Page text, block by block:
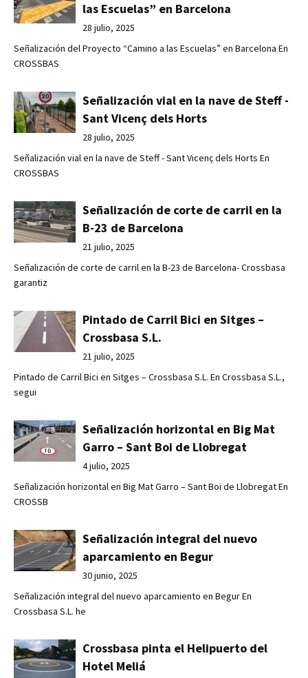
las Escuelas” en Barcelona
28 julio, 2025
Señalización del Proyecto “Camino a las Escuelas” en Barcelona En
CROSSBAS
Señalización vial en la nave de Steff -
Sant Vicenç dels Horts
28 julio, 2025
Señalización vial en la nave de Steff - Sant Vicenç dels Horts En
CROSSBAS
Señalización de corte de carril en la
B-23 de Barcelona
21 julio, 2025
Señalización de corte de carril en la B-23 de Barcelona- Crossbasa
garantiz
Pintado de Carril Bici en Sitges –
Crossbasa S.L.
21 julio, 2025
Pintado de Carril Bici en Sitges – Crossbasa S.L. En Crossbasa S.L.,
segui
Señalización horizontal en Big Mat
Garro – Sant Boi de Llobregat
4 julio, 2025
Señalización horizontal en Big Mat Garro – Sant Boi de Llobregat En
CROSSB
Señalización integral del nuevo
aparcamiento en Begur
30 junio, 2025
Señalización integral del nuevo aparcamiento en Begur En
Crossbasa S.L. he
Crossbasa pinta el Helipuerto del
Hotel Meliá